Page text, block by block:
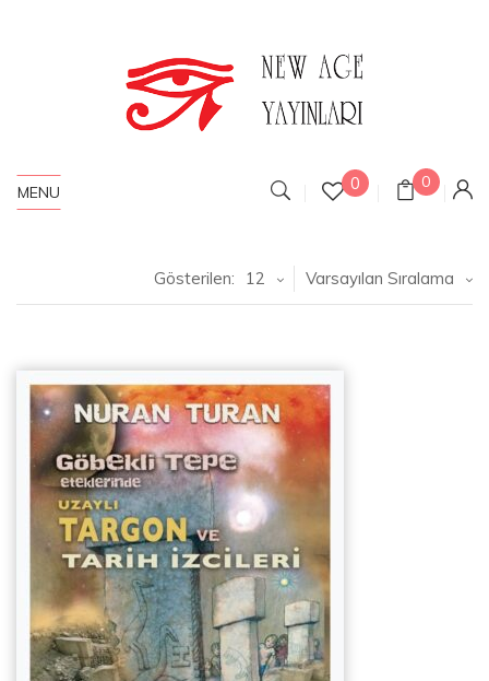
MENU 0 0
Varsayılan Sıralama
Gösterilen: 12